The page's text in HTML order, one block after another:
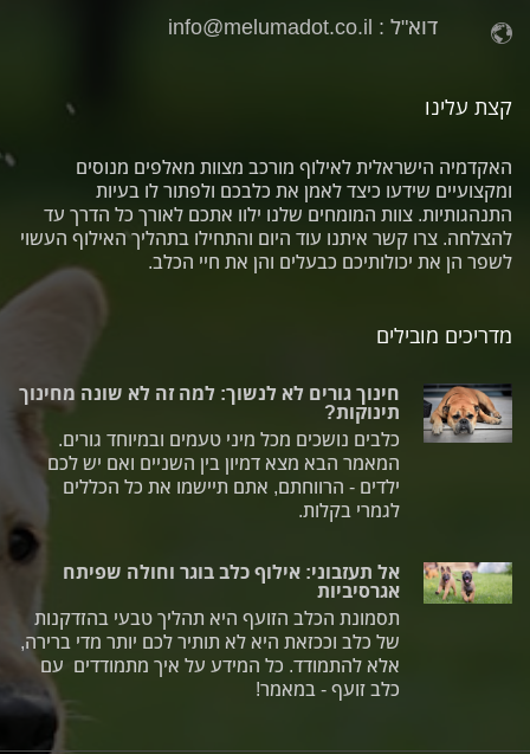
דוא"ל : info@melumadot.co.il
מדריכים מובילים
חינוך גורים לא לנשוך: למה זה לא שונה מחינוך
תינוקות?
כלבים נושכים מכל מיני טעמים ובמיוחד גורים.
המאמר הבא מצא דמיון בין השניים ואם יש לכם
ילדים - הרווחתם, אתם תיישמו את כל הכללים
לגמרי בקלות.
אל תעזבוני: אילוף כלב בוגר וחולה שפיתח
אגרסיביות
תסמונת הכלב הזועף היא תהליך טבעי בהזדקנות
של כלב וככזאת היא לא תותיר לכם יותר מדי ברירה,
אלא להתמודד. כל המידע על איך מתמודדים עם
כלב זועף - במאמר!
קצת עלינו
האקדמיה הישראלית לאילוף מורכב מצוות מאלפים מנוסים
ומקצועיים שידעו כיצד לאמן את כלבכם ולפתור לו בעיות
התנהגותיות. צוות המומחים שלנו ילוו אתכם לאורך כל הדרך עד
להצלחה. צרו קשר איתנו עוד היום והתחילו בתהליך האילוף העשוי
לשפר הן את יכולותיכם כבעלים והן את חיי הכלב.